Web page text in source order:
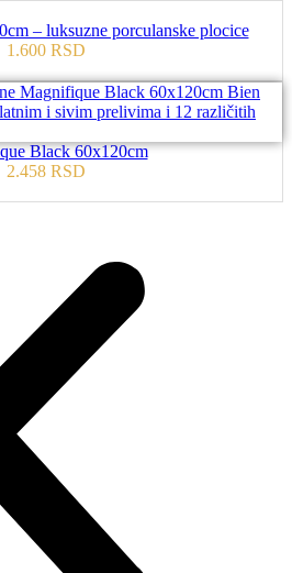
– luksuzne porculanske plocice
1.600 RSD
Black 60x120cm
2.458 RSD